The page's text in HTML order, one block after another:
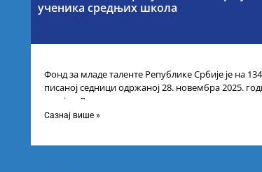
ученика средњих школа
Фонд за младе таленте Републике Србије је на
писаној седници одржаној 28. новембра 2025.
усвојио Листу коначних резултата
Сазнај више »